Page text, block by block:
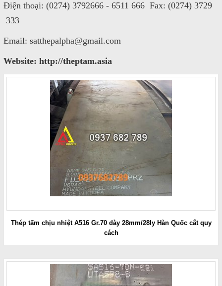
Điện thoại: (0274) 3792666 - 6511 666 Fax: (0274) 3729
333
Email: satthepalpha@gmail.com
Website: http://theptam.asia
Thép tấm chịu nhiệt A516 Gr.70 dày 28mm/28ly Hàn Quốc cắt quy
cách